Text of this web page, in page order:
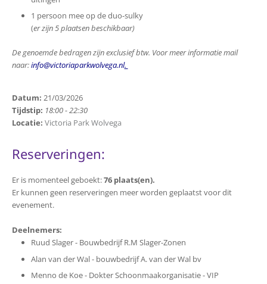
1 persoon mee op de duo-sulky
(er zijn 5 plaatsen beschikbaar)
De genoemde bedragen zijn exclusief btw. Voor meer informatie mail
naar:info@victoriaparkwolvega.nl.
Datum: 21/03/2026
Tijdstip: 18:00 - 22:30
Locatie: Victoria Park Wolvega
Reserveringen:
Er is momenteel geboekt:76 plaats(en).
Er kunnen geen reserveringen meer worden geplaatst voor dit
evenement.
Deelnemers:
Ruud Slager - Bouwbedrijf R.M Slager-Zonen
Alan van der Wal - bouwbedrijf A. van der Wal bv
Menno de Koe - Dokter Schoonmaakorganisatie - VIP